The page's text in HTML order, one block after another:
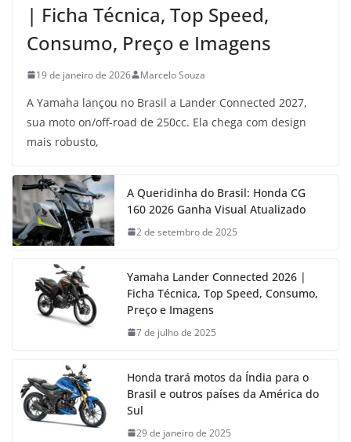
| Ficha Técnica, Top Speed,
Consumo, Preço e Imagens
19 de janeiro de 2026 Marcelo Souza
A Yamaha lançou no Brasil a Lander Connected 2027,
sua moto on/off-road de 250cc. Ela chega com design
mais robusto,
A Queridinha do Brasil: Honda CG
160 2026 Ganha Visual Atualizado
2 de setembro de 2025
Yamaha Lander Connected 2026 |
Ficha Técnica, Top Speed, Consumo,
Preço e Imagens
7 de julho de 2025
Honda trará motos da Índia para o
Brasil e outros países da América do
Sul
29 de janeiro de 2025